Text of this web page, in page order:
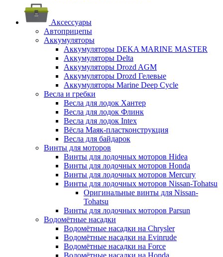
Аксессуары
Автоприцепы
Аккумуляторы
Аккумуляторы DEKA MARINE MASTER
Аккумуляторы Delta
Аккумуляторы Drozd AGM
Аккумуляторы Drozd Гелевые
Аккумуляторы Marine Deep Cycle
Весла и гребки
Весла для лодок Хантер
Весла для лодок Флинк
Весла для лодок Intex
Вёсла Маяк-пластконструкция
Весла для байдарок
Винты для моторов
Винты для лодочных моторов Hidea
Винты для лодочных моторов Honda
Винты для лодочных моторов Mercury
Винты для лодочных моторов Nissan-Tohatsu
Оригинальные винты для Nissan-
Tohatsu
Винты для лодочных моторов Parsun
Водомётные насадки
Водомётные насадки на Chrysler
Водомётные насадки на Evinrude
Водомётные насадки на Force
Водомётные насадки на Honda